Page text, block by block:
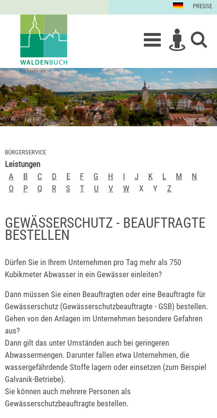
PRESSE
BÜRGERSERVICE
Leistungen
A
B C D E F G H I J K L M
N
O
P Q R S T U V W X Y Z
GEWÄSSERSCHUTZ - BEAUFTRAGTE
BESTELLEN
Dürfen Sie in Ihrem Unternehmen pro Tag mehr als 750
Kubikmeter Abwasser in ein Gewässer einleiten?
Dann müssen Sie einen Beauftragten oder eine Beauftragte für
Gewässerschutz (Gewässerschutzbeauftragte - GSB) bestellen.
Gehen von den Anlagen im Unternehmen besondere Gefahren
aus?
Dann gilt das unter Umständen auch bei geringeren
Abwassermengen. Darunter fallen etwa Unternehmen, die
wassergefährdende Stoffe lagern oder einsetzen (zum Beispiel
Galvanik-Betriebe).
Sie können auch mehrere Personen als
Gewässerschutzbeauftragte bestellen.